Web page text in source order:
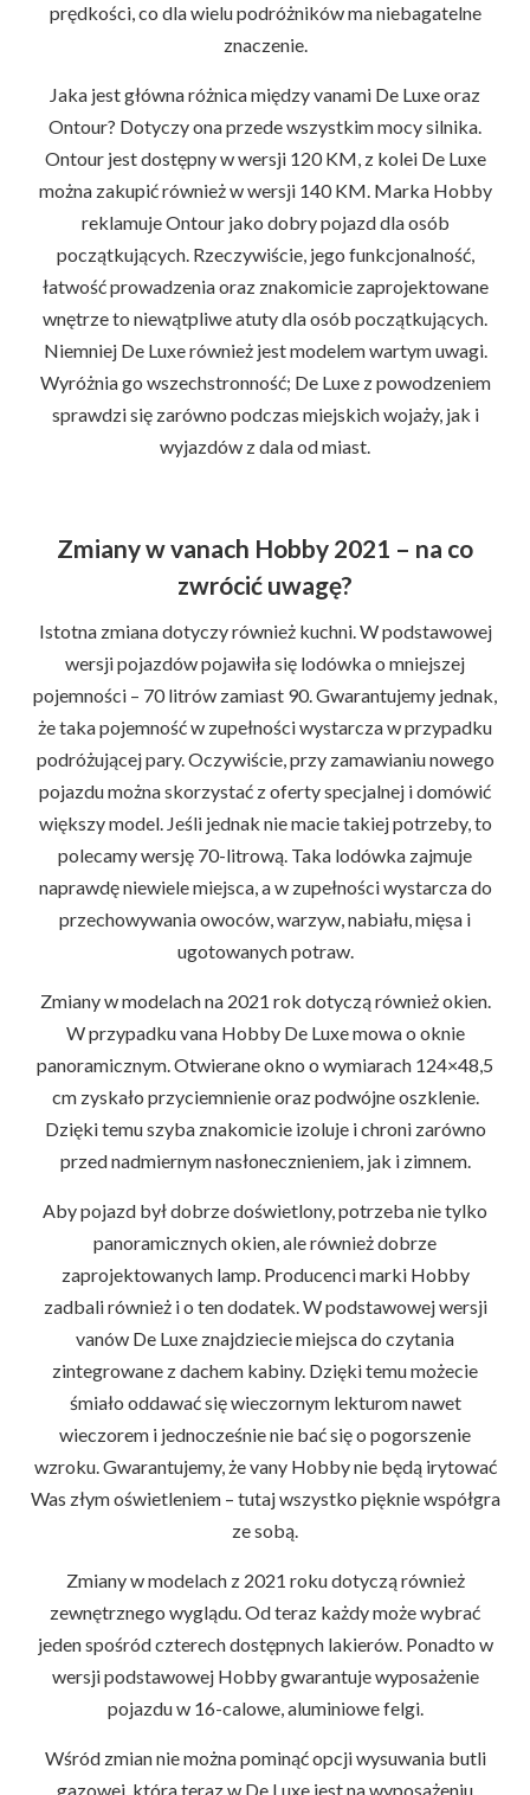
prędkości, co dla wielu podróżników ma niebagatelne
znaczenie.
Jaka jest główna różnica między vanami De Luxe oraz
Ontour? Dotyczy ona przede wszystkim mocy silnika.
Ontour jest dostępny w wersji 120 KM, z kolei De Luxe
można zakupić również w wersji 140 KM. Marka Hobby
reklamuje Ontour jako dobry pojazd dla osób
początkujących. Rzeczywiście, jego funkcjonalność,
łatwość prowadzenia oraz znakomicie zaprojektowane
wnętrze to niewątpliwe atuty dla osób początkujących.
Niemniej De Luxe również jest modelem wartym uwagi.
Wyróżnia go wszechstronność; De Luxe z powodzeniem
sprawdzi się zarówno podczas miejskich wojaży, jak i
wyjazdów z dala od miast.
Zmiany w vanach Hobby 2021 – na co
zwrócić uwagę?
Istotna zmiana dotyczy również kuchni. W podstawowej
wersji pojazdów pojawiła się lodówka o mniejszej
pojemności – 70 litrów zamiast 90. Gwarantujemy jednak,
że taka pojemność w zupełności wystarcza w przypadku
podróżującej pary. Oczywiście, przy zamawianiu nowego
pojazdu można skorzystać z oferty specjalnej i domówić
większy model. Jeśli jednak nie macie takiej potrzeby, to
polecamy wersję 70-litrową. Taka lodówka zajmuje
naprawdę niewiele miejsca, a w zupełności wystarcza do
przechowywania owoców, warzyw, nabiału, mięsa i
ugotowanych potraw.
Zmiany w modelach na 2021 rok dotyczą również okien.
W przypadku vana Hobby De Luxe mowa o oknie
panoramicznym. Otwierane okno o wymiarach 124×48,5
cm zyskało przyciemnienie oraz podwójne oszklenie.
Dzięki temu szyba znakomicie izoluje i chroni zarówno
przed nadmiernym nasłonecznieniem, jak i zimnem.
Aby pojazd był dobrze doświetlony, potrzeba nie tylko
panoramicznych okien, ale również dobrze
zaprojektowanych lamp. Producenci marki Hobby
zadbali również i o ten dodatek. W podstawowej wersji
vanów De Luxe znajdziecie miejsca do czytania
zintegrowane z dachem kabiny. Dzięki temu możecie
śmiało oddawać się wieczornym lekturom nawet
wieczorem i jednocześnie nie bać się o pogorszenie
wzroku. Gwarantujemy, że vany Hobby nie będą irytować
Was złym oświetleniem – tutaj wszystko pięknie współgra
ze sobą.
Zmiany w modelach z 2021 roku dotyczą również
zewnętrznego wyglądu. Od teraz każdy może wybrać
jeden spośród czterech dostępnych lakierów. Ponadto w
wersji podstawowej Hobby gwarantuje wyposażenie
pojazdu w 16-calowe, aluminiowe felgi.
Wśród zmian nie można pominąć opcji wysuwania butli
gazowej, która teraz w De Luxe jest na wyposażeniu